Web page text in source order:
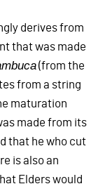
derives from
that was made
(from the
from a string
maturation
made from its
that he who cut
is also an
Elders would